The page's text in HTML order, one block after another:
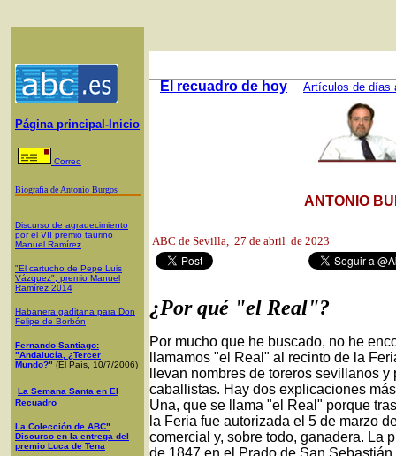
Página principal-Inicio
Correo
Biografía de Antonio Burgos
Discurso de agradecimiento
por el VII premio taurino
Manuel Ramírez
"El cartucho de Pepe Luis
Vázquez", premio Manuel
Ramírez 2014
Habanera gaditana para Don
Felipe de Borbón
Fernando Santiago:
"Andalucía, ¿Tercer
Mundo?" (El País, 10/7/2006)
La Semana Santa en El
Recuadro
La Colección de ABC"
Discurso en la entrega del
premio Luca de Tena
El recuadro de hoy Artículos de días
ANTONIO
ABC de Sevilla, 27 de abril de 2023
¿Por qué "el Real"?
Por mucho que he buscado, no he
llamamos "el Real" al recinto de la
llevan nombres de toreros sevillanos
caballistas. Hay dos explicaciones
Una, que se llama "el Real" porque
la Feria fue autorizada el 5 de marzo
comercial y, sobre todo, ganadera. La
de 1847 en el Prado de San